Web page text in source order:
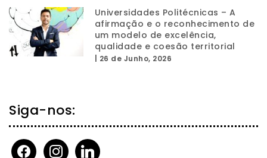
Universidades Politécnicas – A
afirmação e o reconhecimento de
um modelo de excelência,
qualidade e coesão territorial
26 de Junho, 2026
Siga-nos:
facebookinstagramlinkedin